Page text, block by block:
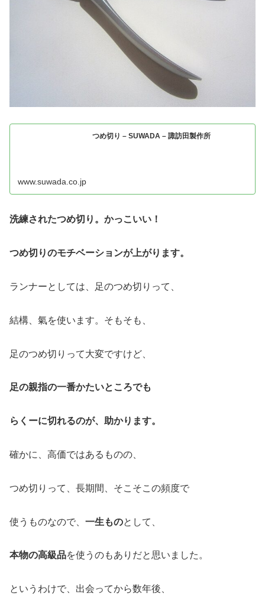
つめ切り – SUWADA – 諏訪田製作所
www.suwada.co.jp
洗練されたつめ切り。かっこいい！
つめ切りのモチベーションが上がります。
ランナーとしては、足のつめ切りって、
結構、氣を使います。そもそも、
足のつめ切りって大変ですけど、
足の親指の一番かたいところでも
らくーに切れるのが、助かります。
確かに、高価ではあるものの、
つめ切りって、長期間、そこそこの頻度で
使うものなので、 一生ものとして、
本物の高級品を使うのもありだと思いました。
というわけで、出会ってから数年後、